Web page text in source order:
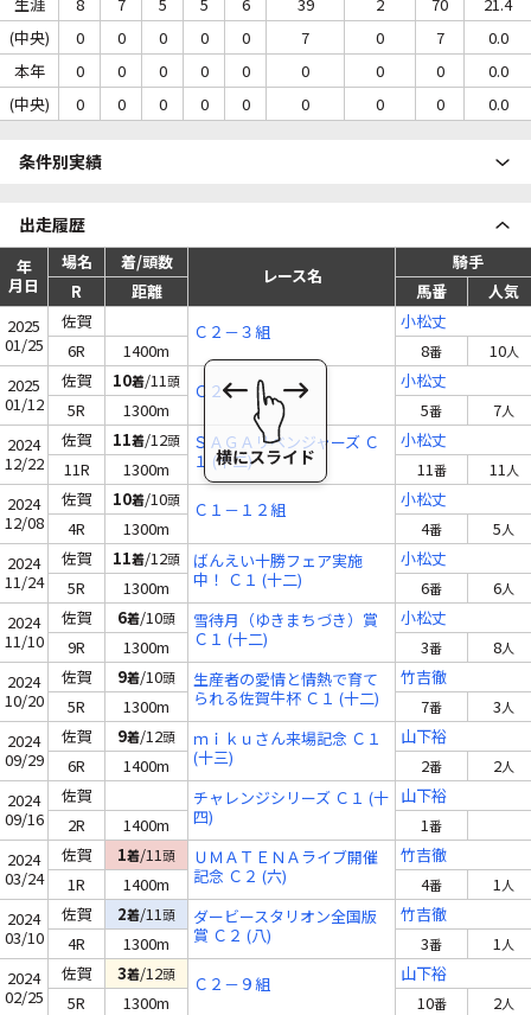
(中央)
0 0 0 0 0 7 0 7
0.0
本年
0 0 0 0 0 0 0 0
0.0
(中央)
0 0 0 0 0 0 0 0 0.0
条件別実績
出走履歴
年
月日
場名 着/頭数
レース名
騎手
R
距離 馬番
人気
2025
01/25
佐賀 Ｃ２－３組
小松丈
6R
1400m 8番 10人
2025
01/12
佐賀 10着/11頭 Ｃ２
小松丈
5R
1300m 5番 7人
2024
12/22
佐賀 11着/12頭
ＳＡＧＡリベンジャーズ Ｃ
１ (十二)
小松丈
11R
1300m 11番 11人
2024
12/08
佐賀 10着/10頭 Ｃ１－１２組
小松丈
4R
1300m 4番 5人
2024
11/24
佐賀 11着/12頭
ばんえい十勝フェア実施
中！ Ｃ１ (十二)
小松丈
5R
1300m 6番 6人
2024
11/10
佐賀 6着/10頭
雪待月（ゆきまちづき）賞
Ｃ１ (十二)
小松丈
9R
1300m 3番 8人
2024
10/20
佐賀 9着/10頭
生産者の愛情と情熱で育て
られる佐賀牛杯 Ｃ１ (十二)
竹吉徹
5R
1300m 7番 3人
2024
09/29
佐賀 9着/12頭
ｍｉｋｕさん来場記念 Ｃ１
(十三)
山下裕
6R
1400m 2番 2人
2024
09/16
佐賀
チャレンジシリーズ Ｃ１ (十
四)
山下裕
2R
1400m 1番
2024
03/24
佐賀 1着/11頭
ＵＭＡＴＥＮＡライブ開催
記念 Ｃ２ (六)
竹吉徹
1R
1400m 4番 1人
2024
03/10
佐賀 2着/11頭
ダービースタリオン全国版
賞 Ｃ２ (八)
竹吉徹
4R
1300m 3番 1人
2024
02/25
佐賀 3着/12頭 Ｃ２－９組
山下裕
5R
1300m 10番 2人